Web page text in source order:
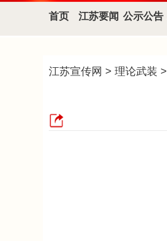
首页 江苏要闻 公示公告
江苏宣传网 > 理论武装 >